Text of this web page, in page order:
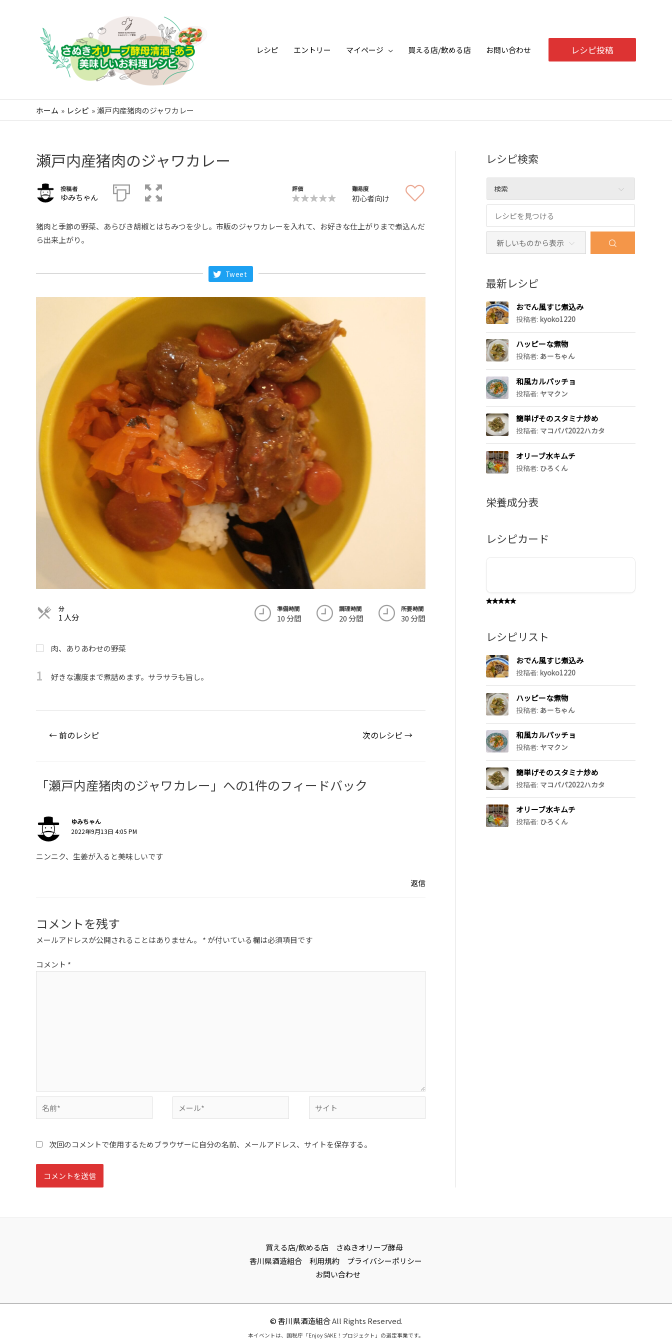
キ
レシピ エントリー マイページ 買える店/飲める店 お問い合わせ レシピ投稿
ホーム レシピ 瀬戸内産猪肉のジャワカレー
瀬戸内産猪肉のジャワカレー
投稿者
ゆみちゃん
評価 難易度
初心者向け
猪肉と季節の野菜、あらびき胡椒とはちみつを少し。市販のジャワカレーを入れて、お好きな仕上がりまで煮込んだ
ら出来上がり。
Tweet
分
1 人分
準備時間
10 分間
調理時間
20 分間
所要時間
30 分間
肉、ありあわせの野菜
1 好きな濃度まで煮詰めます。サラサラも旨し。
ョ
ン
←前のレシピ 次のレシピ→
「瀬戸内産猪肉のジャワカレー」への1件のフィードバック
ゆみちゃん
2022年9月13日 4:05 PM
ニンニク、生姜が入ると美味しいです
返信
コメントを残す
メールアドレスが公開されることはありません。 * が付いている欄は必須項目です
コメント *
前
ー
*
イ
次回のコメントで使用するためブラウザーに自分の名前、メールアドレス、サイトを保存する。
レシピ検索
検索
最新レシピ
おでん風すじ煮込み
投稿者: kyoko1220
ハッピーな煮物
投稿者: あーちゃん
和風カルパッチョ
投稿者: ヤマクン
簡単げそのスタミナ炒め
投稿者: マコパパ2022ハカタ
オリーブ水キムチ
投稿者: ひろくん
栄養成分表
レシピカード
レシピリスト
おでん風すじ煮込み
投稿者: kyoko1220
ハッピーな煮物
投稿者: あーちゃん
和風カルパッチョ
投稿者: ヤマクン
簡単げそのスタミナ炒め
投稿者: マコパパ2022ハカタ
オリーブ水キムチ
投稿者: ひろくん
買える店/飲める店
さぬきオリーブ酵母
香川県酒造組合
利用規約
プライバシーポリシー
お問い合わせ
© 香川県酒造組合All Rights Reserved.
本イベントは、国税庁「Enjoy SAKE！プロジェクト」の選定事業です。